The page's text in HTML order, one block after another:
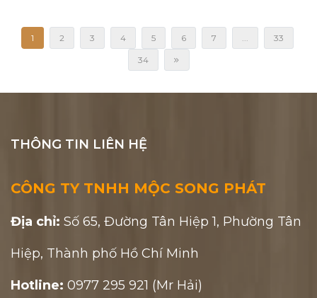
1 2 3 4 5 6 7 ... 33
34
THÔNG TIN LIÊN HỆ
CÔNG TY TNHH MỘC SONG PHÁT
Địa chỉ: Số 65, Đường Tân Hiệp 1, Phường Tân
Hiệp, Thành phố Hồ Chí Minh
Hotline: 0977 295 921 (Mr Hải)